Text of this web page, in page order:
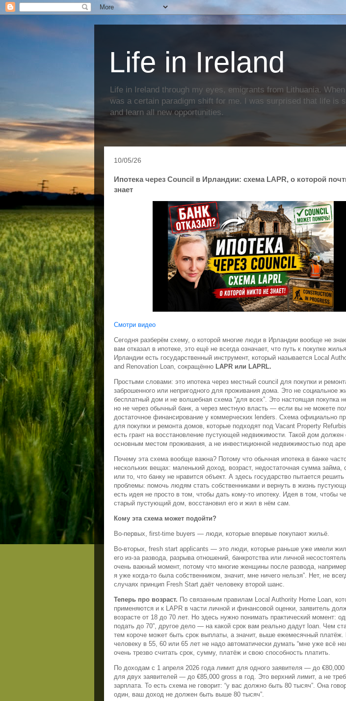
Life in Ireland
Life in Ireland through my eyes, emigrants from Lithuania.
was a certain paradigm shift for me. I was surprised that life is
and learn all new opportunities.
10/05/26
Ипотека через Council в Ирландии: схема LAPR, о которой
знает
Смотри видео
Сегодня разберём схему, о которой многие люди в Ирландии вообще не
вам отказал в ипотеке, это ещё не всегда означает, что путь к покупке
Ирландии есть государственный инструмент, который называется Local
and Renovation Loan, сокращённо LAPR или LAPRL.
Простыми словами: это ипотека через местный council для покупки и
заброшенного или непригодного для проживания дома. Это не социальное
бесплатный дом и не волшебная схема “для всех”. Это настоящая покупка
но не через обычный банк, а через местную власть — если вы не можете
достаточное финансирование у коммерческих lenders. Схема официально
для покупки и ремонта домов, которые подходят под Vacant Property
есть грант на восстановление пустующей недвижимости. Такой дом должен
основным местом проживания, а не инвестиционной недвижимостью под
Почему эта схема вообще важна? Потому что обычная ипотека в банке
нескольких вещах: маленький доход, возраст, недостаточная сумма займа,
или то, что банку не нравится объект. А здесь государство пытается
проблемы: помочь людям стать собственниками и вернуть в жизнь
есть идея не просто в том, чтобы дать кому-то ипотеку. Идея в том, чтобы
старый пустующий дом, восстановил его и жил в нём сам.
Кому эта схема может подойти?
Во-первых, first-time buyers — люди, которые впервые покупают жильё.
Во-вторых, fresh start applicants — это люди, которые раньше уже имели
его из-за развода, разрыва отношений, банкротства или личной
очень важный момент, потому что многие женщины после развода,
я уже когда-то была собственником, значит, мне ничего нельзя”. Нет, не
случаях принцип Fresh Start даёт человеку второй шанс.
Теперь про возраст. По связанным правилам Local Authority Home Loan,
применяются и к LAPR в части личной и финансовой оценки, заявитель
возрасте от 18 до 70 лет. Но здесь нужно понимать практический момент:
подать до 70”, другое дело — на какой срок вам реально дадут loan. Чем
тем короче может быть срок выплаты, а значит, выше ежемесячный платёж.
человеку в 55, 60 или 65 лет не надо автоматически думать “мне уже всё
очень трезво считать срок, сумму, платёж и свою способность платить.
По доходам с 1 апреля 2026 года лимит для одного заявителя — до €80,000
для двух заявителей — до €85,000 gross в год. Это верхний лимит, а не
зарплата. То есть схема не говорит: “у вас должно быть 80 тысяч”. Она
один, ваш доход не должен быть выше 80 тысяч”.